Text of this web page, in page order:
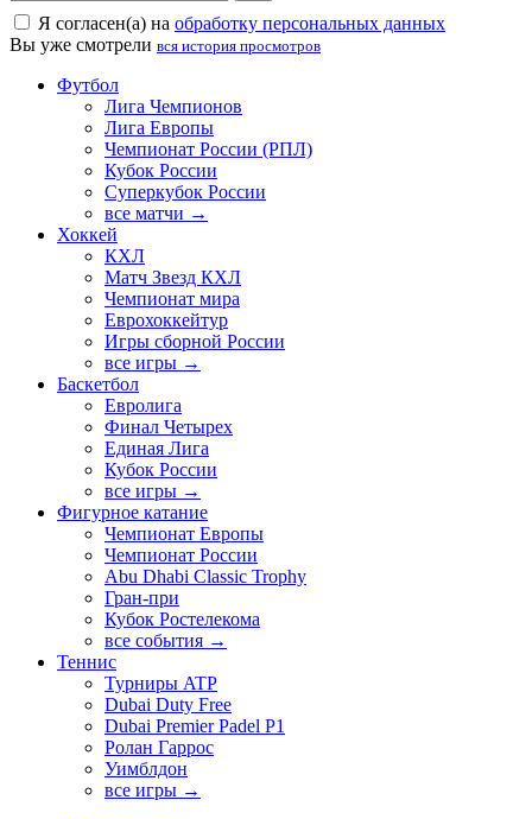
Я согласен(а) на обработку персональных данных
Вы уже смотрели вся история просмотров
Футбол
Лига Чемпионов
Лига Европы
Чемпионат России (РПЛ)
Кубок России
Суперкубок России
все матчи →
Хоккей
КХЛ
Матч Звезд КХЛ
Чемпионат мира
Еврохоккейтур
Игры сборной России
все игры →
Баскетбол
Евролига
Финал Четырех
Единая Лига
Кубок России
все игры →
Фигурное катание
Чемпионат Европы
Чемпионат России
Abu Dhabi Classic Trophy
Гран-при
Кубок Ростелекома
все события →
Теннис
Турниры ATP
Dubai Duty Free
Dubai Premier Padel P1
Ролан Гаррос
Уимблдон
все игры →